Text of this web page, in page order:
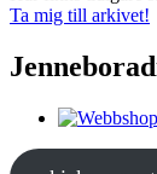
Ta mig till arkivet!